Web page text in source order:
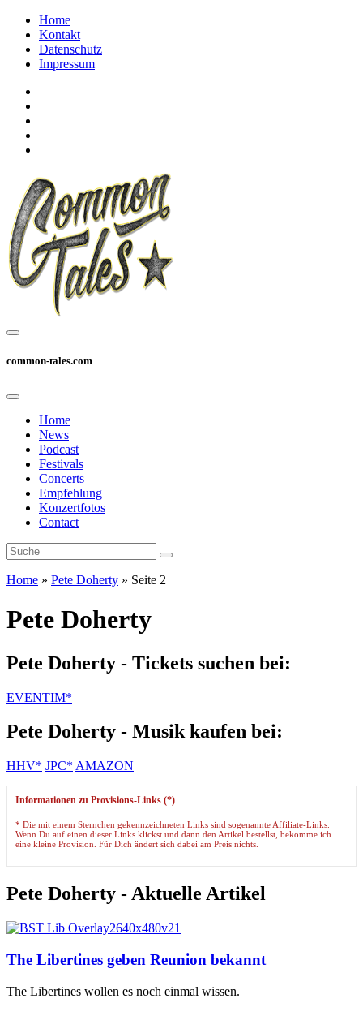
Home
Kontakt
Datenschutz
Impressum
common-tales.com
Home
News
Podcast
Festivals
Concerts
Empfehlung
Konzertfotos
Contact
Home » Pete Doherty » Seite 2
Pete Doherty
Pete Doherty - Tickets suchen bei:
EVENTIM*
Pete Doherty - Musik kaufen bei:
HHV* JPC* AMAZON
Informationen zu Provisions-Links (*)
* Die mit einem Sternchen gekennzeichneten Links sind sogenannte Affiliate-Links.
Wenn Du auf einen dieser Links klickst und dann den Artikel bestellst, bekomme ich
eine kleine Provision. Für Dich ändert sich dabei am Preis nichts.
Pete Doherty - Aktuelle Artikel
The Libertines geben Reunion bekannt
The Libertines wollen es noch einmal wissen.